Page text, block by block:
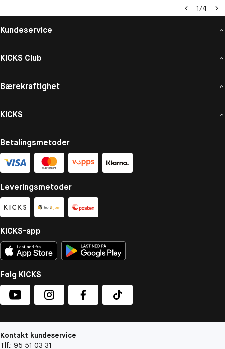
1/4
Kundeservice
KICKS Club
Bærekraftighet
KICKS
Betalingsmetoder
Leveringsmetoder
KICKS-app
Følg KICKS
Kontakt kundeservice
Tlf.: 95 51 03 31